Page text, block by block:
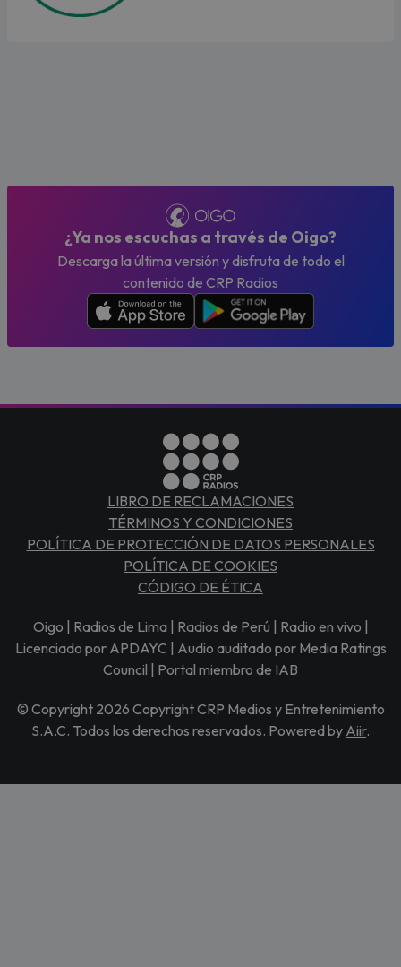
¿Ya nos escuchas a través de Oigo?
Descarga la última versión y disfruta de todo el
contenido de CRP Radios
LIBRO DE RECLAMACIONES
TÉRMINOS Y CONDICIONES
POLÍTICA DE PROTECCIÓN DE DATOS PERSONALES
POLÍTICA DE COOKIES
CÓDIGO DE ÉTICA
Oigo | Radios de Lima | Radios de Perú | Radio en vivo |
Licenciado por APDAYC | Audio auditado por Media Ratings
Council | Portal miembro de IAB
© Copyright 2026 Copyright CRP Medios y Entretenimiento
S.A.C. Todos los derechos reservados. Powered by Aiir.